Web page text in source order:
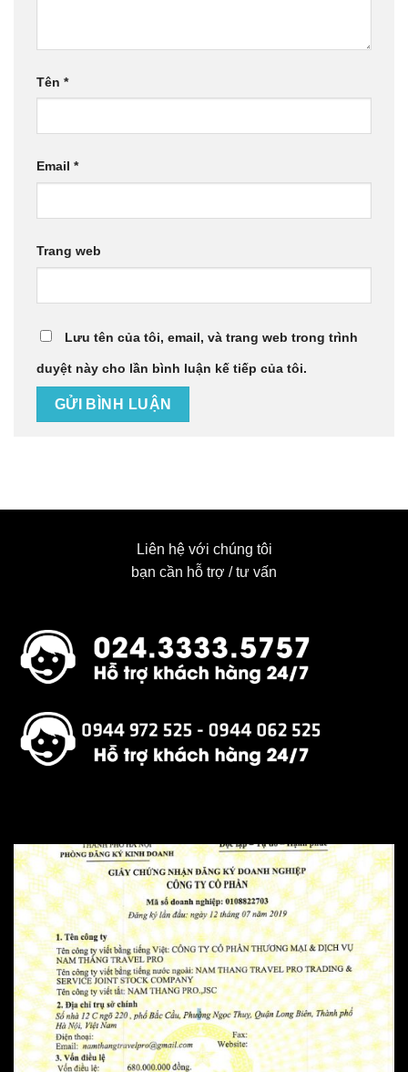
Tên *
Email *
Trang web
Lưu tên của tôi, email, và trang web trong trình
duyệt này cho lần bình luận kế tiếp của tôi.
Liên hệ với chúng tôi
bạn cần hỗ trợ / tư vấn